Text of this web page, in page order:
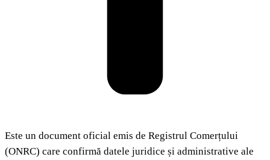
Este un document oficial emis de Registrul Comerțului
(ONRC) care confirmă datele juridice și administrative ale